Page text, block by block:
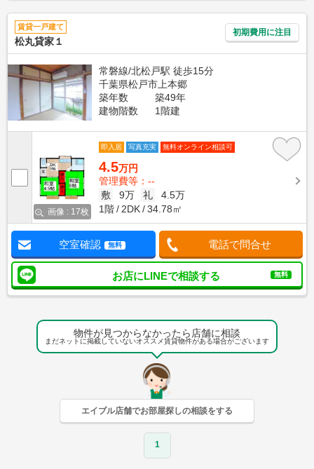
賃貸一戸建て
松丸貸家１
初期費用に注目
常磐線/北松戸駅 徒歩15分
千葉県松戸市上本郷
築年数
築49年
建物階数
1階建
画像 : 17枚
即入居 写真充実 無料オンライン相談可
4.5万円
管理費等：--
敷
9万 礼
4.5万
1階
2DK 34.78㎡
空室確認 無料 電話で問合せ
お店にLINEで相談する 無料
物件が見つからなかったら店舗に相談
まだネットに掲載していないオススメ賃貸物件がある場合がございます
エイブル店舗でお部屋探しの相談をする
1